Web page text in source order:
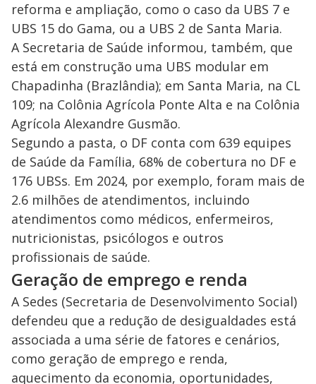
reforma e ampliação, como o caso da UBS 7 e
UBS 15 do Gama, ou a UBS 2 de Santa Maria.
A Secretaria de Saúde informou, também, que
está em construção uma UBS modular em
Chapadinha (Brazlândia); em Santa Maria, na CL
109; na Colônia Agrícola Ponte Alta e na Colônia
Agrícola Alexandre Gusmão.
Segundo a pasta, o DF conta com 639 equipes
de Saúde da Família, 68% de cobertura no DF e
176 UBSs. Em 2024, por exemplo, foram mais de
2.6 milhões de atendimentos, incluindo
atendimentos como médicos, enfermeiros,
nutricionistas, psicólogos e outros
profissionais de saúde.
Geração de emprego e renda
A Sedes (Secretaria de Desenvolvimento Social)
defendeu que a redução de desigualdades está
associada a uma série de fatores e cenários,
como geração de emprego e renda,
aquecimento da economia, oportunidades,